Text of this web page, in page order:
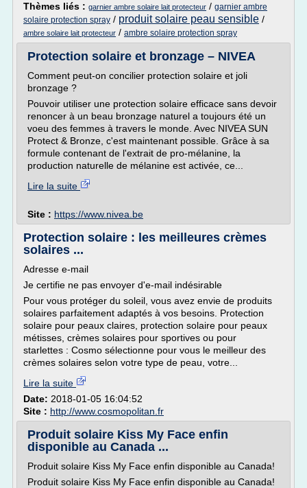
Thèmes liés : garnier ambre solaire lait protecteur / garnier ambre
solaire protection spray / produit solaire peau sensible /
ambre solaire lait protecteur / ambre solaire protection spray
Protection solaire et bronzage – NIVEA
Comment peut-on concilier protection solaire et joli
bronzage ?
Pouvoir utiliser une protection solaire efficace sans devoir
renoncer à un beau bronzage naturel a toujours été un
voeu des femmes à travers le monde. Avec NIVEA SUN
Protect & Bronze, c'est maintenant possible. Grâce à sa
formule contenant de l'extrait de pro-mélanine, la
production naturelle de mélanine est activée, ce...
Lire la suite
Site : https://www.nivea.be
Protection solaire : les meilleures crèmes
solaires ...
Adresse e-mail
Je certifie ne pas envoyer d'e-mail indésirable
Pour vous protéger du soleil, vous avez envie de produits
solaires parfaitement adaptés à vos besoins. Protection
solaire pour peaux claires, protection solaire pour peaux
métisses, crèmes solaires pour sportives ou pour
starlettes : Cosmo sélectionne pour vous le meilleur des
crèmes solaires selon votre type de peau, votre...
Lire la suite
Date: 2018-01-05 16:04:52
Site : http://www.cosmopolitan.fr
Produit solaire Kiss My Face enfin
disponible au Canada ...
Produit solaire Kiss My Face enfin disponible au Canada!
Produit solaire Kiss My Face enfin disponible au Canada!